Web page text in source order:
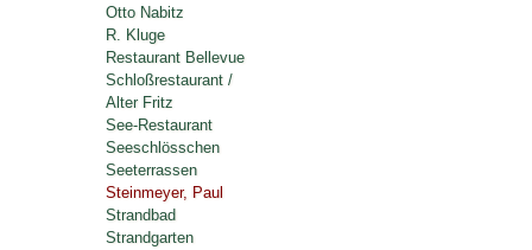
Otto Nabitz
R. Kluge
Restaurant Bellevue
Schloßrestaurant /
Alter Fritz
See-Restaurant
Seeschlösschen
Seeterrassen
Steinmeyer, Paul
Strandbad
Strandgarten